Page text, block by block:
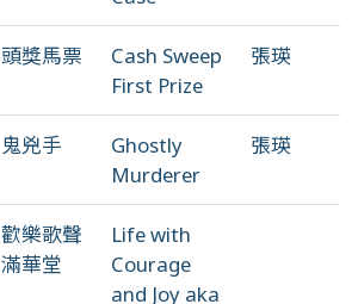
頭獎馬票
Cash Sweep
First Prize
張瑛
鬼兇手
Ghostly
Murderer
張瑛
歡樂歌聲
滿華堂
Life with
Courage
and Joy aka